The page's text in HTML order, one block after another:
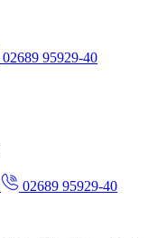
02689 95929-40
02689 95929-40